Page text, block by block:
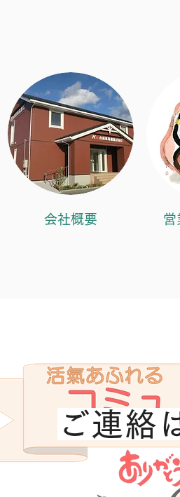
会社概要 営
ご連絡